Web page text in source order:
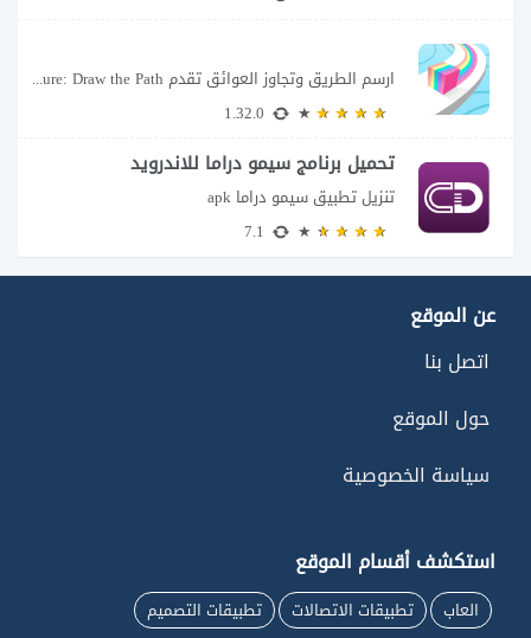
ارسم الطريق وتجاوز العوائق تقدم Color Adventure: Draw the Path فكرة بسيطة تتحول سريعًا...
تحميل برنامج سيمو دراما للاندرويد
تنزيل تطبيق سيمو دراما apk
عن الموقع
اتصل بنا
حول الموقع
سياسة الخصوصية
استكشف أقسام الموقع
العاب تطبيقات الاتصالات تطبيقات التصميم